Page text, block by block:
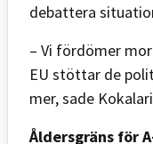
debattera
– Vi fördömer
EU stöttar de
mer, sade
Åldersgräns för